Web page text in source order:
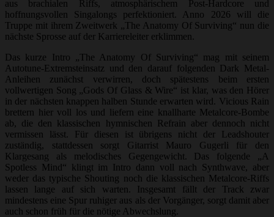
aus brachialen Riffs, atmosphärischem Post-Hardcore und
hoffnungsvollen Singalongs perfektioniert. Anno 2026 will die
Truppe mit ihrem Zweitwerk „The Anatomy Of Surviving“ nun die
nächste Sprosse auf der Karriereleiter erklimmen.
Das kurze Intro „The Anatomy Of Surviving“ mag mit seinem
Autotune-Extremsteinsatz und den darauf folgenden Dark Metal-
Anleihen zunächst verwirren, doch spätestens beim ersten
vollwertigen Song „Gods Of Glass & Wire“ ist klar, was den Hörer
in der nächsten knappen halben Stunde erwarten wird. Vicious Rain
brettern hier voll los und liefern eine knallharte Metalcore-Bombe
ab, die den klassischen hymnischen Refrain aber dennoch nicht
vermissen lässt. Für diesen ist übrigens nicht der Leadshouter
zuständig, stattdessen sorgt Gitarrist Mauro Gugerli für den
Klargesang als melodisches Gegengewicht. Das folgende „A
Spotless Mind“ klingt im Intro dann voll nach Synthwave, aber
weder das typische Shouting noch die klassischen Metalcore-Riffs
lassen lange auf sich warten. Insgesamt fällt der Track zwar
mindestens eine Spur ruhiger aus als der Vorgänger, sorgt damit aber
auch schon früh für die nötige Abwechslung.